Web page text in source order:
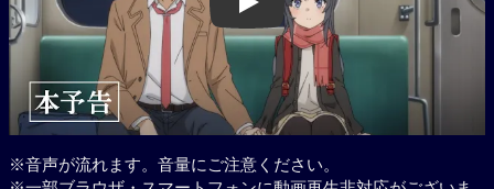
Play
※音声が流れます。音量にご注意ください。